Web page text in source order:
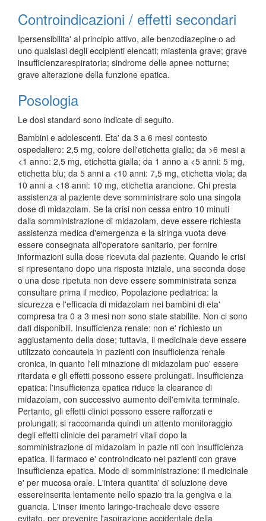
Controindicazioni / effetti secondari
Ipersensibilita' al principio attivo, alle benzodiazepine o ad
uno qualsiasi degli eccipienti elencati; miastenia grave; grave
insufficienzarespiratoria; sindrome delle apnee notturne;
grave alterazione della funzione epatica.
Posologia
Le dosi standard sono indicate di seguito.
Bambini e adolescenti. Eta' da 3 a 6 mesi contesto
ospedaliero: 2,5 mg, colore dell'etichetta giallo; da >6 mesi a
<1 anno: 2,5 mg, etichetta gialla; da 1 anno a <5 anni: 5 mg,
etichetta blu; da 5 anni a <10 anni: 7,5 mg, etichetta viola; da
10 anni a <18 anni: 10 mg, etichetta arancione. Chi presta
assistenza al paziente deve somministrare solo una singola
dose di midazolam. Se la crisi non cessa entro 10 minuti
dalla somministrazione di midazolam, deve essere richiesta
assistenza medica d'emergenza e la siringa vuota deve
essere consegnata all'operatore sanitario, per fornire
informazioni sulla dose ricevuta dal paziente. Quando le crisi
si ripresentano dopo una risposta iniziale, una seconda dose
o una dose ripetuta non deve essere somministrata senza
consultare prima il medico. Popolazione pediatrica: la
sicurezza e l'efficacia di midazolam nei bambini di eta'
compresa tra 0 a 3 mesi non sono state stabilite. Non ci sono
dati disponibili. Insufficienza renale: non e' richiesto un
aggiustamento della dose; tuttavia, il medicinale deve essere
utilizzato concautela in pazienti con insufficienza renale
cronica, in quanto l'eli minazione di midazolam puo' essere
ritardata e gli effetti possono essere prolungati. Insufficienza
epatica: l'insufficienza epatica riduce la clearance di
midazolam, con successivo aumento dell'emivita terminale.
Pertanto, gli effetti clinici possono essere rafforzati e
prolungati; si raccomanda quindi un attento monitoraggio
degli effetti clinicie dei parametri vitali dopo la
somministrazione di midazolam in pazie nti con insufficienza
epatica. Il farmaco e' controindicato nei pazienti con grave
insufficienza epatica. Modo di somministrazione: il medicinale
e' per mucosa orale. L'intera quantita' di soluzione deve
essereinserita lentamente nello spazio tra la gengiva e la
guancia. L'inser imento laringo-tracheale deve essere
evitato, per prevenire l'aspirazione accidentale della